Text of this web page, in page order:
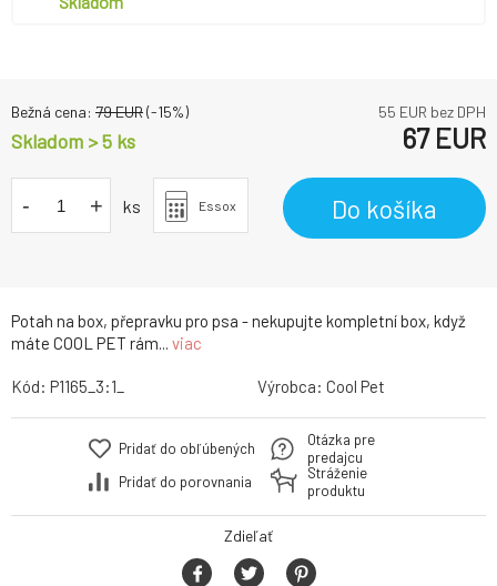
Potah na box, přepravku pro psa - nekupujte kompletní box, když
máte COOL PET rám... viac
Bežná cena: 79EUR(-15%) 55 EUR bez DPH
Skladom > 5 ks 67EUR
- + ks Essox Do košíka
Kód: P1165_3:1_ Výrobca: Cool Pet
Pridať do obľúbených
Pridať do porovnania
Otázka pre
predajcu
Stráženie
produktu
Zdieľať